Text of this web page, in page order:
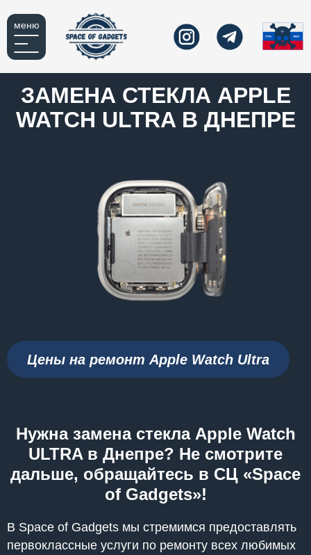
меню
ЗАМЕНА СТЕКЛА APPLE
WATCH ULTRA В ДНЕПРЕ
Цены на ремонт Apple Watch Ultra
Нужна замена стекла Apple Watch
ULTRA в Днепре? Не смотрите
дальше, обращайтесь в СЦ «Space
of Gadgets»!
В Space of Gadgets мы стремимся предоставлять
первоклассные услуги по ремонту всех любимых